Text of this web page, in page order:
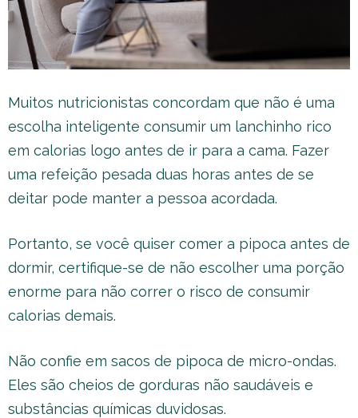
Muitos nutricionistas concordam que não é uma
escolha inteligente consumir um lanchinho rico
em calorias logo antes de ir para a cama. Fazer
uma refeição pesada duas horas antes de se
deitar pode manter a pessoa acordada.
Portanto, se você quiser comer a pipoca antes de
dormir, certifique-se de não escolher uma porção
enorme para não correr o risco de consumir
calorias demais.
Não confie em sacos de pipoca de micro-ondas.
Eles são cheios de gorduras não saudáveis e
substâncias químicas duvidosas.